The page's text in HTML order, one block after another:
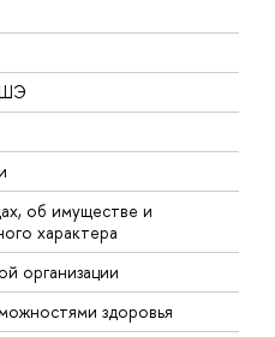
об имуществе и
характера
организации
здоровья